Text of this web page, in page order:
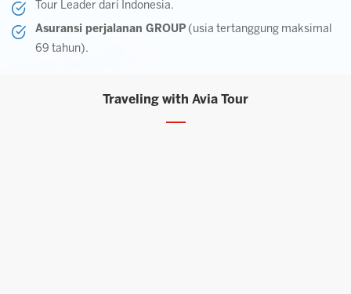
Tour Leader dari Indonesia.
Asuransi perjalanan GROUP (usia tertanggung maksimal
69 tahun).
Traveling with Avia Tour